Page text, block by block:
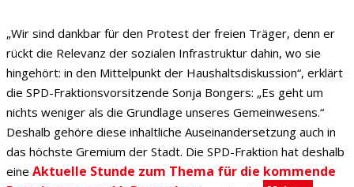
„Wir sind dankbar für den Protest der freien Träger, denn er
rückt die Relevanz der sozialen Infrastruktur dahin, wo sie
hingehört: in den Mittelpunkt der Haushaltsdiskussion“, erklärt
die SPD-Fraktionsvorsitzende Sonja Bongers: „Es geht um
nichts weniger als die Grundlage unseres Gemeinwesens.“
Deshalb gehöre diese inhaltliche Auseinandersetzung auch in
das höchste Gremium der Stadt. Die SPD-Fraktion hat deshalb
eine Aktuelle Stunde zum Thema für die kommende